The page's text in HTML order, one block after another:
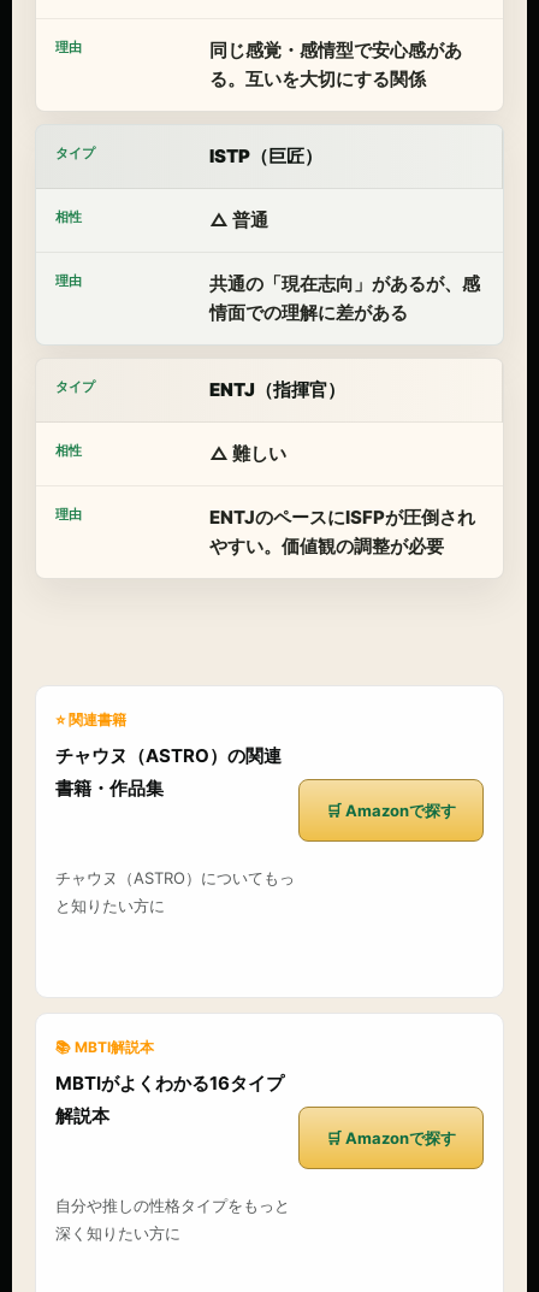
同じ感覚・感情型で安心感があ
る。互いを大切にする関係
ISTP（巨匠）
△ 普通
共通の「現在志向」があるが、感
情面での理解に差がある
ENTJ（指揮官）
△ 難しい
ENTJのペースにISFPが圧倒され
やすい。価値観の調整が必要
⭐ 関連書籍
チャウヌ（ASTRO）の関連
書籍・作品集
チャウヌ（ASTRO）についてもっ
と知りたい方に
🛒 Amazonで探す
📚 MBTI解説本
MBTIがよくわかる16タイプ
解説本
自分や推しの性格タイプをもっと
深く知りたい方に
🛒 Amazonで探す